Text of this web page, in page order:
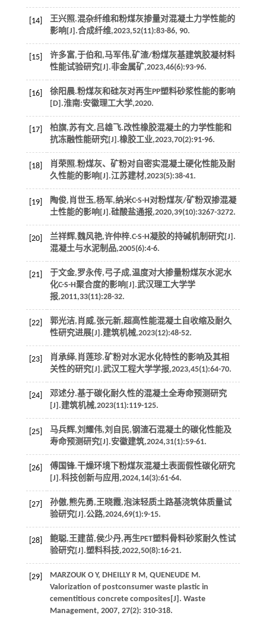
[14]
王兴照.混杂纤维和粉煤灰掺量对混凝土力学性能的
影响[J].合成纤维,2023,52(11):83-86, 90.
[15]
许多富,于伯和,马军伟,矿渣/粉煤灰基建筑胶凝材料
性能试验研究[J].非金属矿 ,2023,46(6):93-96.
[16]
徐阳晨.粉煤灰和硅灰对再生PP塑料砂浆性能的影响
[D].淮南:安徽理工大学,2020.
[17]
柏旗,苏有文,吕雄飞.改性橡胶混凝土的力学性能和
抗冻融性能研究[J].橡胶工业,2023,70(2):91-96.
[18]
肖荣照.粉煤灰、矿粉对自密实混凝土硬化性能及耐
久性能的影响[J].江苏建材,2023(5):38-41.
[19]
陶俊,肖世玉,杨军,纳米C-S-H对粉煤灰/矿粉双掺混凝
土性能的影响[J].硅酸盐通报,2020,39(10):3267-3272.
[20]
兰祥辉,魏风艳,许仲梓.C-S-H凝胶的持碱机制研究[J].
混凝土与水泥制品,2005(6):4-6.
[21]
于文金,罗永传,弓子成,温度对大掺量粉煤灰水泥水
化C-S-H聚合度的影响[J].武汉理工大学学
报,2011,33(11):28-32.
[22]
郭光洁,肖威,张元新,超高性能混凝土自收缩及耐久
性研究进展[J].建筑机械,2023(12):48-52.
[23]
肖承绎,肖莲珍.矿粉对水泥水化特性的影响及其相
关性的研究[J].武汉工程大学学报,2023,45(1):64-70.
[24]
邓述分.基于碳化耐久性的混凝土全寿命预测研究
[J].建筑机械,2023(11):119-125.
[25]
马兵辉,刘耀伟,刘自民,钢渣石混凝土的碳化性能及
寿命预测研究[J].安徽建筑,2024,31(1):59-61.
[26]
傅国锋.干燥环境下粉煤灰混凝土表面假性碳化研究
[J].科技创新与应用 ,2024,14(3):61-64.
[27]
孙傲,熊先勇,王晓霞,泡沫轻质土路基浇筑体质量试
验研究[J].公路,2024,69(1):9-15.
[28]
鲍聪,王建苗,侯少丹,再生PET塑料骨料砂浆耐久性试
验研究[J].塑料科技,2022,50(8):16-21.
[29] MARZOUK O Y, DHEILLY R M, QUENEUDE M.
Valorization of postconsumer waste plastic in
cementitious concrete composites[J]. Waste
Management, 2007, 27(2): 310-318.